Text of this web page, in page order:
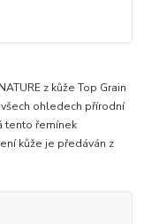
z kůže Top Grain
ohledech přírodní
tento řemínek
kůže je předáván z